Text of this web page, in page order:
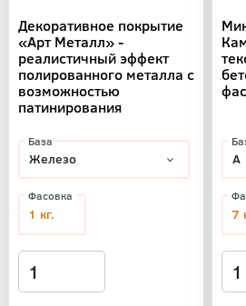
Декоративное покрытие
«Арт Металл» -
реалистичный эффект
полированного металла с
возможностью
патинирования
База
Фасовка
1 кг. 7